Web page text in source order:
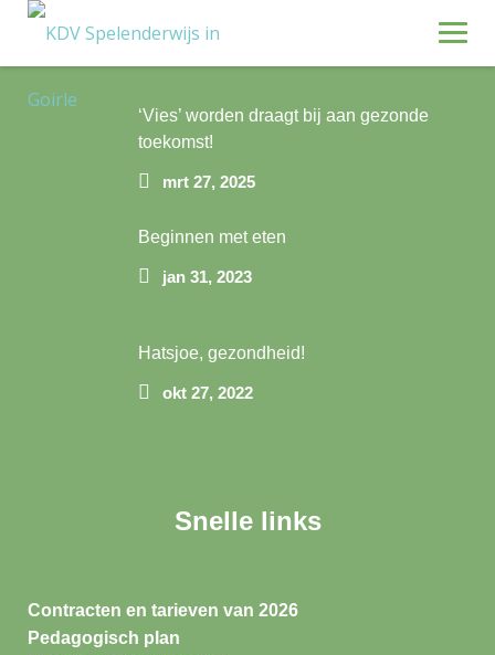
Skip
content
Recente blogposts
‘Vies’ worden draagt bij aan gezonde
toekomst!
mrt 27, 2025
Beginnen met eten
jan 31, 2023
Hatsjoe, gezondheid!
okt 27, 2022
Snelle links
Contracten en tarieven van 2026
Pedagogisch plan